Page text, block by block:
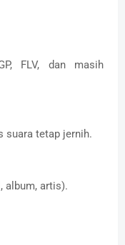
FLV, dan masih
suara tetap jernih.
album, artis).